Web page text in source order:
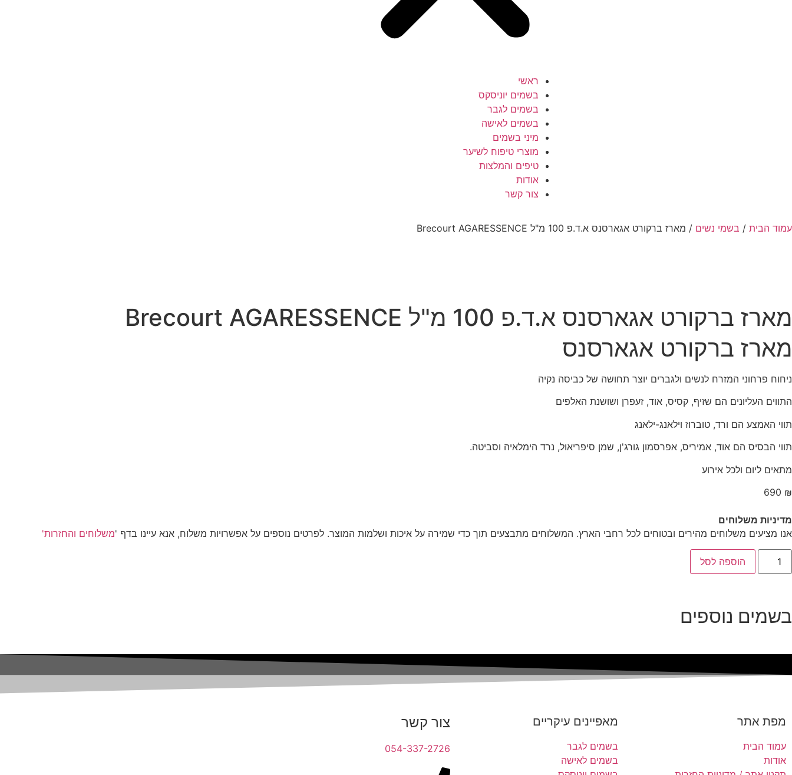
ראשי
בשמים יוניסקס
בשמים לגבר
בשמים לאישה
מיני בשמים
מוצרי טיפוח לשיער
טיפים והמלצות
אודות
צור קשר
עמוד הבית / בשמי נשים / מארז ברקורט אגארסנס א.ד.פ 100 מ"ל Brecourt AGARESSENCE
מארז ברקורט אגארסנס א.ד.פ 100 מ"ל Brecourt AGARESSENCE
מארז ברקורט אגארסנס
ניחוח פרחוני המזרח לנשים ולגברים יוצר תחושה של כביסה נקיה
התווים העליונים הם שזיף, קסיס, אוד, זעפרן ושושנת האלפים
תווי האמצע הם ורד, טוברוז וילאנג-ילאנג
תווי הבסיס הם אוד, אמיריס, אפרסמון גורג'ן, שמן סיפריאול, נרד הימלאיה וסביטה.
מתאים ליום ולכל אירוע
690 ₪
מדיניות משלוחים
אנו מציעים משלוחים מהירים ובטוחים לכל רחבי הארץ. המשלוחים מתבצעים תוך כדי שמירה על איכות ושלמות המוצר. לפרטים נוספים על אפשרויות משלוח, אנא עיינו בדף 'משלוחים והחזרות'
הוספה לסל
בשמים נוספים
מפת אתר
עמוד הבית
אודות
מאפיינים עיקריים
בשמים לגבר
בשמים לאישה
צור קשר
054-337-2726